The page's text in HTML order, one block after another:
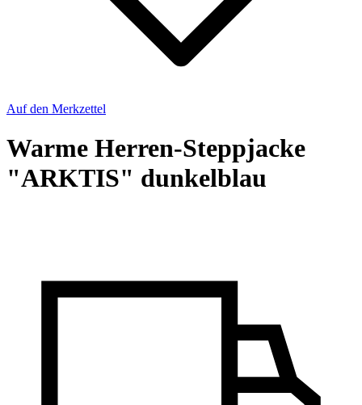
Auf den Merkzettel
Warme Herren-Steppjacke
"ARKTIS" dunkelblau